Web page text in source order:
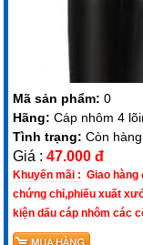
Mã sản phẩm:0
Hãng:Cáp nhôm 4
Tình trạng:Còn hàng
Giá :47.000 đ
Khuyến mãi : Giao hàng
chứng chỉ,phiếu xuất
kiện dấu cáp nhôm các